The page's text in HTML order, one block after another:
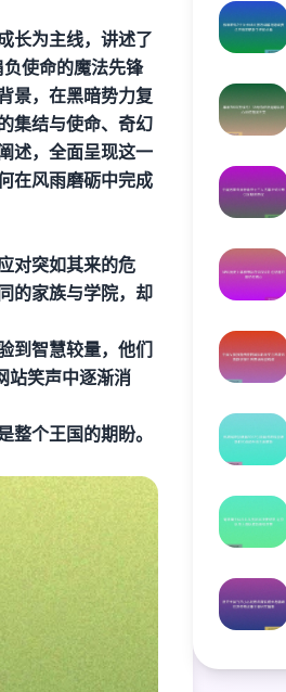
长为主线，讲述了
使命的魔法先锋
景，在黑暗势力复
集结与使命、奇幻
述，全面呈现这一
在风雨磨砺中完成
对突如其来的危
的家族与学院，却
到智慧较量，他们
站笑声中逐渐消
个王国的期盼。